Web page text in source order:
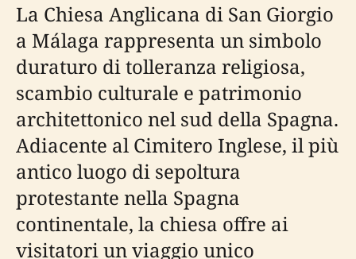
La Chiesa Anglicana di San Giorgio
a Málaga rappresenta un simbolo
duraturo di tolleranza religiosa,
scambio culturale e patrimonio
architettonico nel sud della Spagna.
Adiacente al Cimitero Inglese, il più
antico luogo di sepoltura
protestante nella Spagna
continentale, la chiesa offre ai
visitatori un viaggio unico